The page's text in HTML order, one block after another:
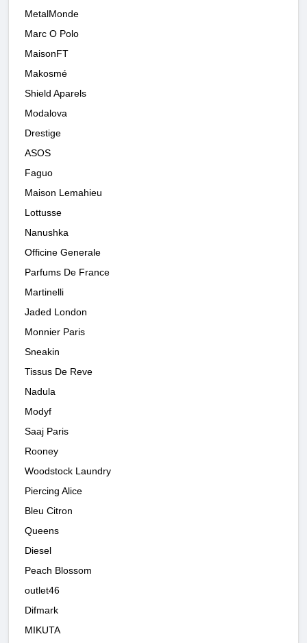
MetalMonde
Marc O Polo
MaisonFT
Makosmé
Shield Aparels
Modalova
Drestige
ASOS
Faguo
Maison Lemahieu
Lottusse
Nanushka
Officine Generale
Parfums De France
Martinelli
Jaded London
Monnier Paris
Sneakin
Tissus De Reve
Nadula
Modyf
Saaj Paris
Rooney
Woodstock Laundry
Piercing Alice
Bleu Citron
Queens
Diesel
Peach Blossom
outlet46
Difmark
MIKUTA